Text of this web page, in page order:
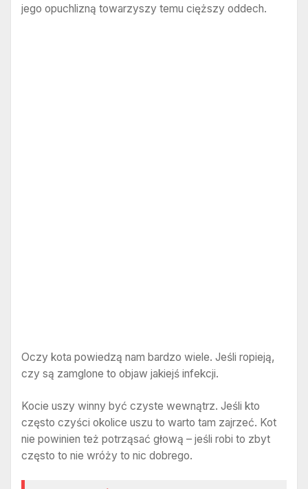
jego opuchlizną towarzyszy temu cięższy oddech.
Oczy kota powiedzą nam bardzo wiele. Jeśli ropieją,
czy są zamglone to objaw jakiejś infekcji.
Kocie uszy winny być czyste wewnątrz. Jeśli kto
często czyści okolice uszu to warto tam zajrzeć. Kot
nie powinien też potrząsać głową – jeśli robi to zbyt
często to nie wróży to nic dobrego.